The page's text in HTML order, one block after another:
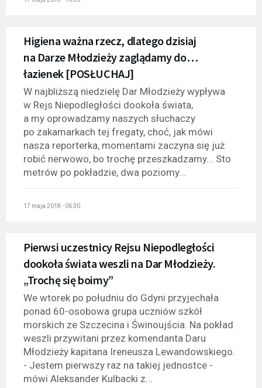
Higiena ważna rzecz, dlatego dzisiaj
na Darze Młodzieży zaglądamy do…
łazienek [POSŁUCHAJ]
W najbliższą niedzielę Dar Młodzieży wypływa
w Rejs Niepodległości dookoła świata,
a my oprowadzamy naszych słuchaczy
po zakamarkach tej fregaty, choć, jak mówi
nasza reporterka, momentami zaczyna się już
robić nerwowo, bo trochę przeszkadzamy... Sto
metrów po pokładzie, dwa poziomy...
17 maja 2018 - 06:30
Pierwsi uczestnicy Rejsu Niepodległości
dookoła świata weszli na Dar Młodzieży.
„Trochę się boimy”
We wtorek po południu do Gdyni przyjechała
ponad 60-osobowa grupa uczniów szkół
morskich ze Szczecina i Świnoujścia. Na pokład
weszli przywitani przez komendanta Daru
Młodzieży kapitana Ireneusza Lewandowskiego.
- Jestem pierwszy raz na takiej jednostce -
mówi Aleksander Kulbacki z...